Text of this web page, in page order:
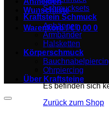
Wunschliste
Warenkorb /€0,00 0
Es befinden sich
Zurück zum Shop
Schmucksets
Kraftstein Schmuck
Anhänger
Armbänder
Halsketten
Körperschmuck
Ohrpiercing
Über Kraftsteine